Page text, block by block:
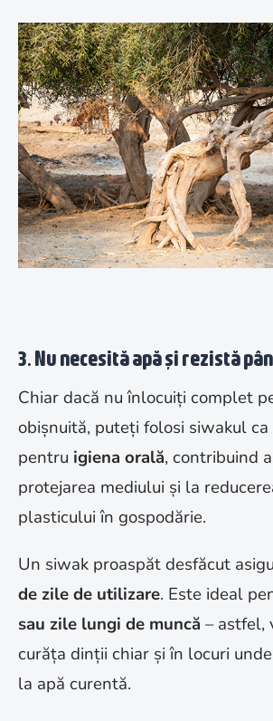
3. Nu necesită apă și rezistă
Chiar dacă nu înlocuiți complet
obișnuită, puteți folosi siwakul
pentru igiena orală, contribuind
protejarea mediului și la
plasticului în gospodărie.
Un siwak proaspăt desfăcut
de zile de utilizare. Este ideal
sau zile lungi de muncă – astfel,
curăța dinții chiar și în locuri
la apă curentă.